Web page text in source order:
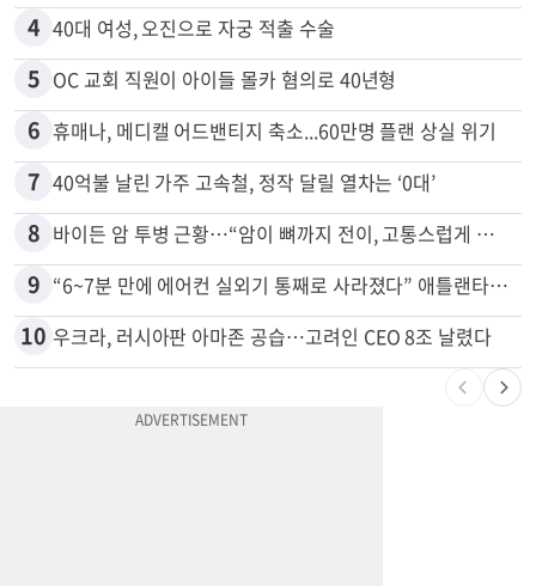
3 “이번이 마지막 변경일 수도”…서머타임 운명은
4 40대 여성, 오진으로 자궁 적출 수술
5 OC 교회 직원이 아이들 몰카 혐의로 40년형
6 휴매나, 메디캘 어드밴티지 축소...60만명 플랜 상실 위기
7 40억불 날린 가주 고속철, 정작 달릴 열차는 ‘0대’
8 바이든 암 투병 근황…“암이 뼈까지 전이, 고통스럽게 투병 중”
9 “6~7분 만에 에어컨 실외기 통째로 사라졌다” 애틀랜타서 실외기 도난 급증
우크라, 러시아판 아마존 공습…고려인 CEO 8조 날렸다